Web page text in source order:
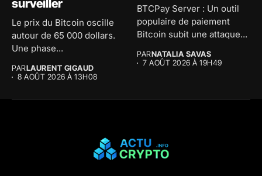
surveiller
Le prix du Bitcoin oscille
autour de 65 000 dollars.
Une phase...
PARLAURENT GIGAUD
8 AOÛT 2026 À 13H08
BTCPay Server : Un outil
populaire de paiement
Bitcoin subit une attaque...
PARNATALIA SAVAS
7 AOÛT 2026 À 19H49